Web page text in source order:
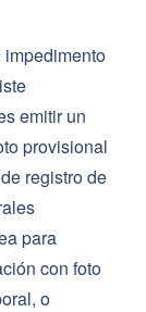
emitir un
provisional
registro de
para
con foto
o